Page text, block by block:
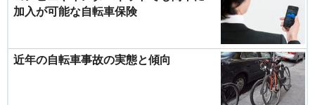
加入が可能な自転車保険
近年の自転車事故の実態と傾向